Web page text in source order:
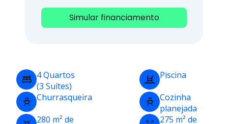
Simular financiamento
4 Quartos
(3 Suítes)
Piscina
Churrasqueira
Cozinha
planejada
280 m² de
275 m² de